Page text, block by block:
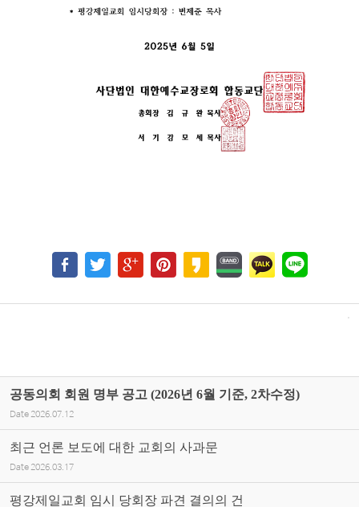
공동의회 회원 명부 공고 (2026년 6월 기준, 2차수정)
Date 2026.07.12
최근 언론 보도에 대한 교회의 사과문
Date 2026.03.17
평강제일교회 임시 당회장 파견 결의의 건